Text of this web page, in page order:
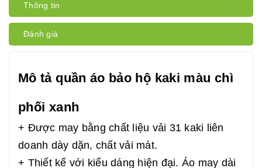
Thông tin
Đánh giá
Mô tả quần áo bảo hộ kaki màu chì
phối xanh
+ Được may bằng chất liệu vải 31 kaki liên
doanh dày dặn, chất vải mát.
+ Thiết kế với kiểu dáng hiện đại. Áo may dài